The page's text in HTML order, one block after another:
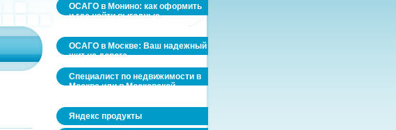
ОСАГО в Монино: как оформить
и где найти выгодные
ОСАГО в Москве: Ваш надежный
щит на дороге
Специалист по недвижимости в
Москве или в Московской
Яндекс продукты